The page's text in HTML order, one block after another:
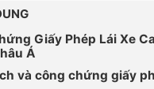
Giấy Phép Lái Xe
Á
và công chứng giấy